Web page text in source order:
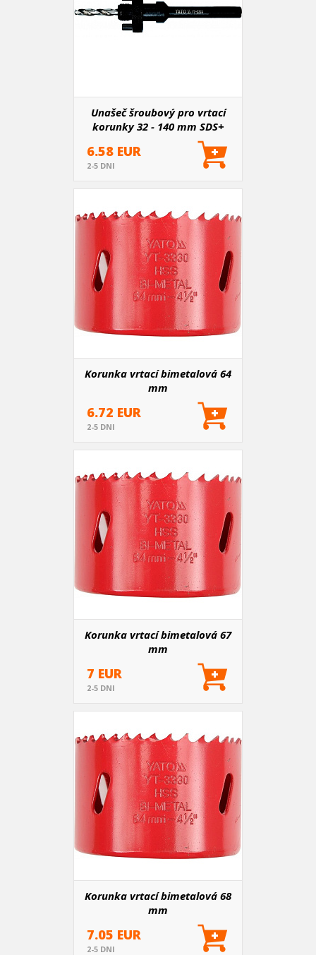
Unašeč šroubový pro vrtací
korunky 32 - 140 mm SDS+
6.58 EUR
2-5 DNI
Korunka vrtací bimetalová 64
mm
6.72 EUR
2-5 DNI
Korunka vrtací bimetalová 67
mm
7 EUR
2-5 DNI
Korunka vrtací bimetalová 68
mm
7.05 EUR
2-5 DNI